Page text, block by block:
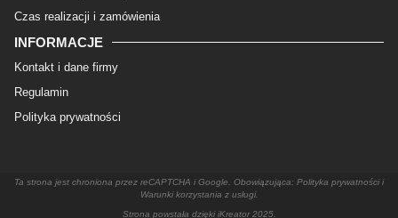
Czas realizacji i zamówienia
INFORMACJE
Kontakt i dane firmy
Regulamin
Polityka prywatności
Ta strona jest chroniona przez reCAPTCHA i Google. Obowiązująca: Polityka prywatności i
Warunki korzystania z usługi.
Strona powstała dziękiiKreator 2025.